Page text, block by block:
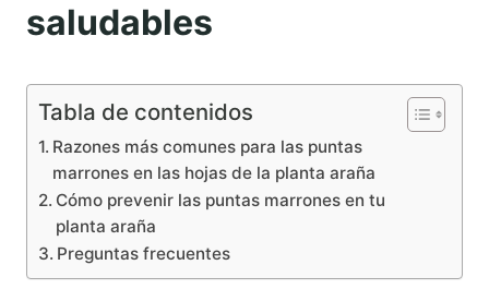
saludables
Tabla de contenidos
Razones más comunes para las puntas
marrones en las hojas de la planta araña
Cómo prevenir las puntas marrones en tu
planta araña
Preguntas frecuentes